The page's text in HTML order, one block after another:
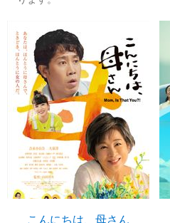
こんにちは、母さん